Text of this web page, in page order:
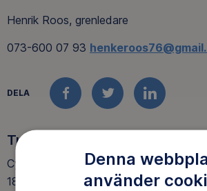
Henrik Roos, grenledare
073-600 07 93
DELA
FACEBOOKTWITTERLINKEDIN
Turerna
Cykling sker på torsdagskvällar. Tid
18:00. Stigarna skiljer sig mycket åt
Denna
använder